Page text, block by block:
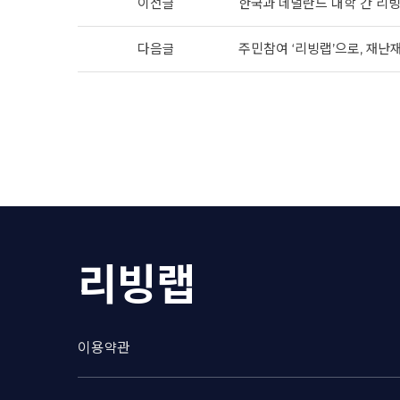
다음글 주민참여 ‘리빙랩’으로, 재난
리빙랩
이용약관